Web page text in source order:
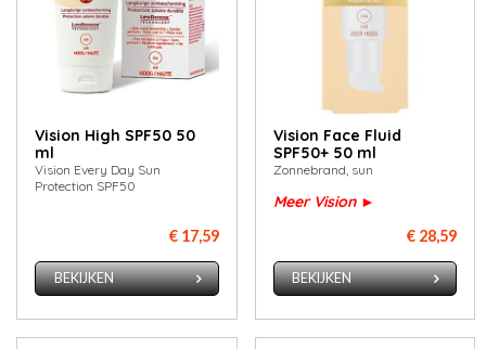
Vision High SPF50 50
ml
Vision Every Day Sun
Protection SPF50
€ 17,59
BEKIJKEN
Vision Face Fluid
SPF50+ 50 ml
Zonnebrand, sun
Meer Vision ►
€ 28,59
BEKIJKEN